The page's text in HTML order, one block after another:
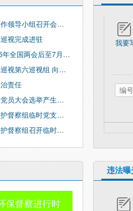
领导小组召开会…
视完成进驻
年全国两会后至7月…
视第六巡视组 向…
责任
员大会选举产生…
督察组临时党支…
督察组召开临时…
我要
保督察进行时
违法曝